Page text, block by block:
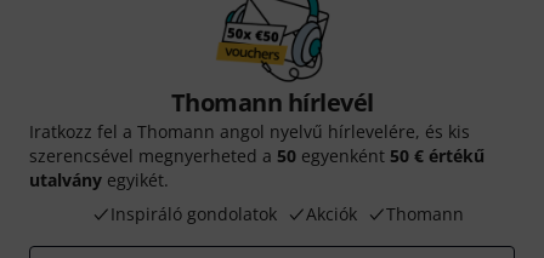
Thomann hírlevél
Iratkozz fel a Thomann angol nyelvű hírlevelére, és kis
szerencsével megnyerheted a 50 egyenként 50 € értékű
utalvány egyikét.
Inspiráló gondolatok
Akciók Thomann